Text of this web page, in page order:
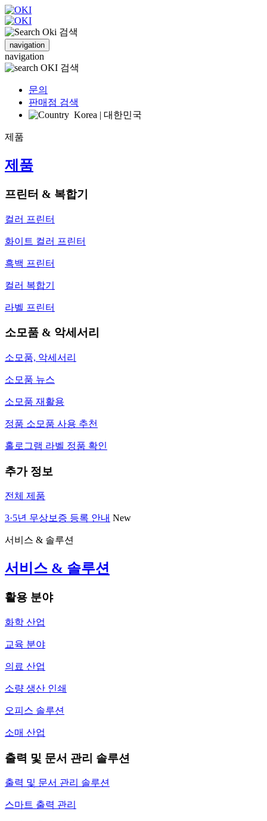
검색
navigation
navigation
검색
문의
판매점 검색
Korea | 대한민국
제품
제품
프린터 & 복합기
컬러 프린터
화이트 컬러 프린터
흑백 프린터
컬러 복합기
라벨 프린터
소모품 & 악세서리
소모품, 악세서리
소모품 뉴스
소모품 재활용
정품 소모품 사용 추천
홀로그램 라벨 정품 확인
추가 정보
전체 제품
3·5년 무상보증 등록 안내 New
서비스 & 솔루션
서비스 & 솔루션
활용 분야
화학 산업
교육 분야
의료 산업
소량 생산 인쇄
오피스 솔루션
소매 산업
출력 및 문서 관리 솔루션
출력 및 문서 관리 솔루션
스마트 출력 관리